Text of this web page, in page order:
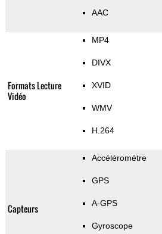
AAC
Formats Lecture
Vidéo
MP4
DIVX
XVID
WMV
H.264
Capteurs
Accéléromètre
GPS
A-GPS
Gyroscope